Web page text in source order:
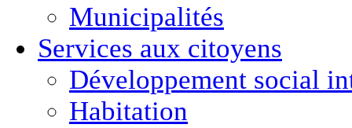
Municipalités
Services aux citoyens
Développement social
Habitation